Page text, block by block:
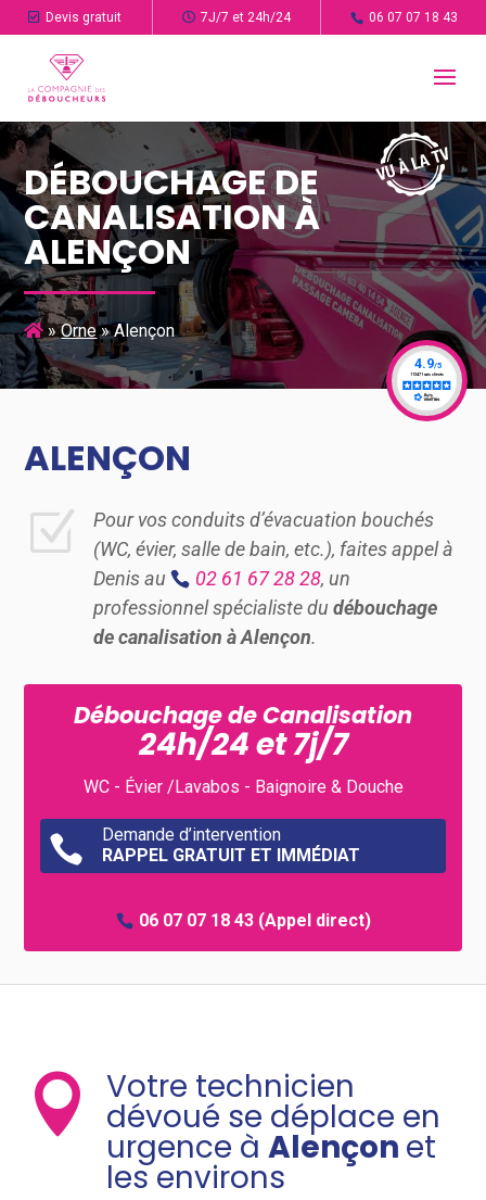
Devis gratuit 7J/7 et 24h/24 06 07 07 18 43
DÉBOUCHAGE DE
CANALISATION À
ALENÇON
»Orne»Alençon
ALENÇON
Z
Pour vos conduits d’évacuation bouchés
(WC, évier, salle de bain, etc.), faites appel à
Denis au
02 61 67 28 28, un
professionnel spécialiste dudébouchage
de canalisation à Alençon.
Débouchage de Canalisation
24h/24 et 7j/7
WC - Évier /Lavabos - Baignoire & Douche

Demande d’intervention
RAPPEL GRATUIT ET IMMÉDIAT
06 07 07 18 43(Appel direct)
 Votre technicien
dévoué se déplace en
urgence à Alençon et
les environs